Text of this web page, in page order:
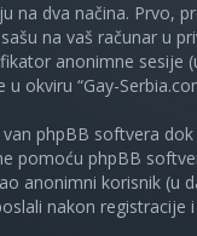
na dva načina. Prvo,
na vaš računar u
anonimne
u okviru “Gay-
phpBB softvera
pomoću phpBB
anonimni korisnik (u
nakon registracije